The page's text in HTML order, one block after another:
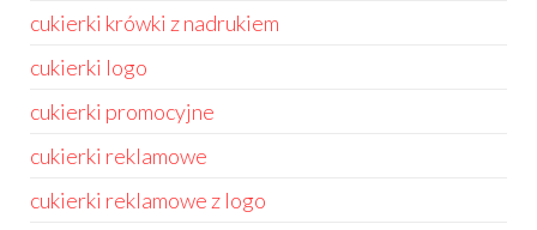
cukierki krówki z nadrukiem
cukierki logo
cukierki promocyjne
cukierki reklamowe
cukierki reklamowe z logo